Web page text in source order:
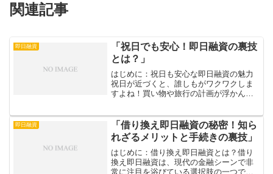
関連記事
即日融資
「祝日でも安心！即日融資の裏技
とは？」
はじめに：祝日も安心な即日融資の魅力
祝日が近づくと、誰しもがワクワクしま
すよね！買い物や旅行の計画が浮かんで
そんな時に頼りになるのが「即日融資」
です。最近では、祝日でも気...
即日融資
「借り換え即日融資の秘密！知ら
れざるメリットと手続きの裏技」
はじめに：借り換え即日融資とは？借り
換え即日融資は、現代の金融シーンで非
常に注目を浴びている選択肢の一つで